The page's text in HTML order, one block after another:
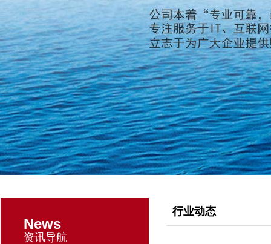
News
资讯导航
行业动态